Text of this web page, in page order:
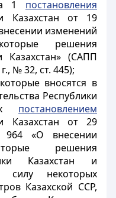
1 постановления
Казахстан от 19
изменений
решения
Казахстан» (САПП
№ 32, ст. 445);
вносятся в
Республики
постановлением
Казахстан от 29
«О внесении
решения
Казахстан и
силу некоторых
Казахской ССР,